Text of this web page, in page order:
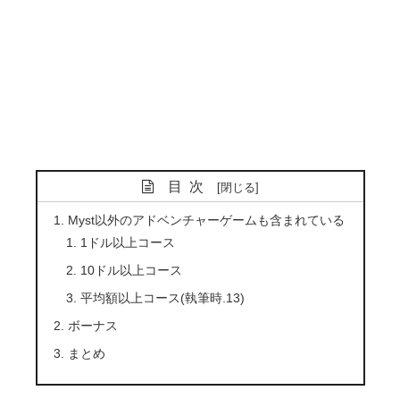
目次
Myst以外のアドベンチャーゲームも含まれている
1ドル以上コース
10ドル以上コース
平均額以上コース(執筆時.13)
ボーナス
まとめ